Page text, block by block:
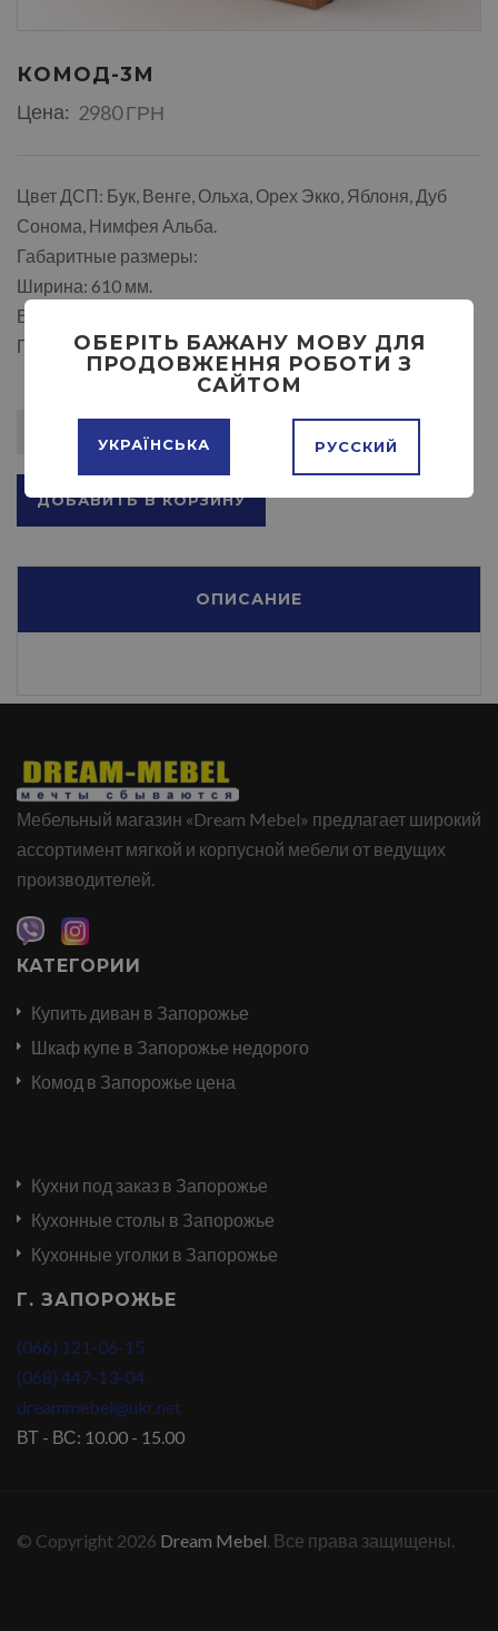
КОМОД-3М
Цена: 2980 ГРН
Цвет ДСП: Бук, Венге, Ольха, Орех Экко, Яблоня, Дуб
Сонома, Нимфея Альба.
Габаритные размеры:
Ширина: 610 мм.
Высота: 690 мм.
Глубина: 380 мм.
ДОБАВИТЬ В КОРЗИНУ
ОПИСАНИЕ
Мебельный магазин «Dream Mebel» предлагает широкий
ассортимент мягкой и корпусной мебели от ведущих
производителей.
КАТЕГОРИИ
Купить диван в Запорожье
Шкаф купе в Запорожье недорого
Комод в Запорожье цена
Кухни под заказ в Запорожье
Кухонные столы в Запорожье
Кухонные уголки в Запорожье
Г. ЗАПОРОЖЬЕ
(066) 121-06-15
(068) 447-13-04
dreammebel@ukr.net
ВТ - ВС: 10.00 - 15.00
© Copyright 2026 Dream Mebel. Все права защищены.
ОБЕРІТЬ БАЖАНУ МОВУ ДЛЯ
ПРОДОВЖЕННЯ РОБОТИ З
САЙТОМ
УКРАЇНСЬКА РУССКИЙ